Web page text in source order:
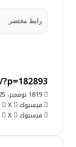
رابط مختصر
18 نوفمبر، 2025 19
فيسبوك
‫X
فيسبوك
‫X